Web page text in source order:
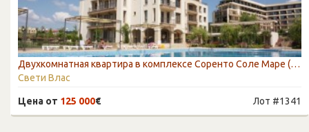
Двухкомнатная квартира в комплексе Соренто Соле Маре (Sorrento Sole Mare), Святой Влас
Свети Влас
Лот #1341
Цена от 125 000€